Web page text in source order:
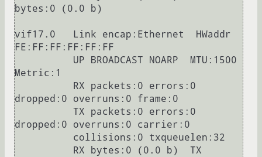
bytes:0 (0.0 b)
vif17.0   Link encap:Ethernet  HWaddr
FE:FF:FF:FF:FF:FF
Metric:1
dropped:0 overruns:0 frame:0
dropped:0 overruns:0 carrier:0